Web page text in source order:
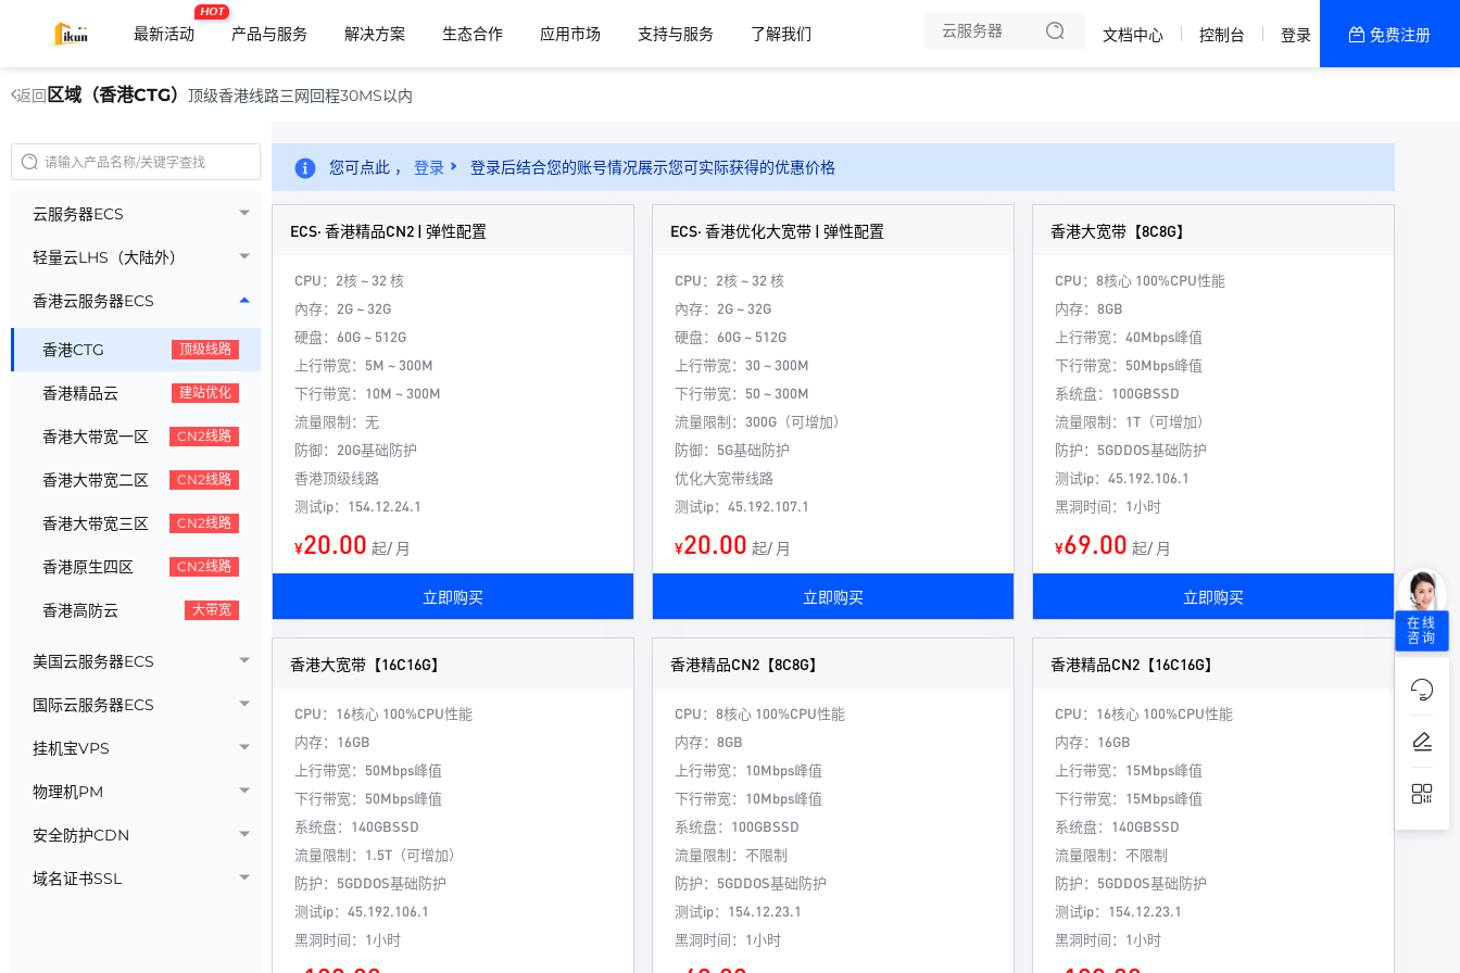
最新活动
HOT
产品与服务 解决方案 生态合作 应用市场 支持与服务
了解我们
文档中心 控制台 登录 免费注册
返回 区域（香港CTG） 顶级香港线路三网回程30MS以内
云服务器ECS
轻量云LHS（大陆外）
香港云服务器ECS
香港CTG 顶级线路
香港精品云 建站优化
香港大带宽一区 CN2线路
香港大带宽二区 CN2线路
香港大带宽三区 CN2线路
香港原生四区 CN2线路
香港高防云 大带宽
美国云服务器ECS
国际云服务器ECS
挂机宝VPS
物理机PM
安全防护CDN
域名证书SSL
您可点此 ， 登录 登录后结合您的账号情况展示您可实际获得的优惠价格
ECS· 香港精品CN2 | 弹性配置
CPU：2核 ~ 32 核
內存：2G ~ 32G
硬盘：60G ~ 512G
上行带宽：5M ~ 300M
下行带宽：10M ~ 300M
流量限制：无
防御：20G基础防护
香港顶级线路
测试ip：154.12.24.1
¥20.00 起/ 月
立即购买
ECS· 香港优化大宽带 | 弹性配置
CPU：2核 ~ 32 核
內存：2G ~ 32G
硬盘：60G ~ 512G
上行带宽：30 ~ 300M
下行带宽：50 ~ 300M
流量限制：300G（可增加）
防御：5G基础防护
优化大宽带线路
测试ip：45.192.107.1
¥20.00 起/ 月
立即购买
香港大宽带【8C8G】
CPU：8核心 100%CPU性能
内存：8GB
上行带宽：40Mbps峰值
下行带宽：50Mbps峰值
系统盘：100GBSSD
流量限制：1T（可增加）
防护：5GDDOS基础防护
测试ip：45.192.106.1
黑洞时间：1小时
¥69.00 起/ 月
立即购买
香港大宽带【16C16G】
CPU：16核心 100%CPU性能
内存：16GB
上行带宽：50Mbps峰值
下行带宽：50Mbps峰值
系统盘：140GBSSD
流量限制：1.5T（可增加）
防护：5GDDOS基础防护
测试ip：45.192.106.1
黑洞时间：1小时
香港精品CN2【8C8G】
CPU：8核心 100%CPU性能
内存：8GB
上行带宽：10Mbps峰值
下行带宽：10Mbps峰值
系统盘：100GBSSD
流量限制：不限制
防护：5GDDOS基础防护
测试ip：154.12.23.1
黑洞时间：1小时
香港精品CN2【16C16G】
CPU：16核心 100%CPU性能
内存：16GB
上行带宽：15Mbps峰值
下行带宽：15Mbps峰值
系统盘：140GBSSD
流量限制：不限制
防护：5GDDOS基础防护
测试ip：154.12.23.1
黑洞时间：1小时
在线
咨询